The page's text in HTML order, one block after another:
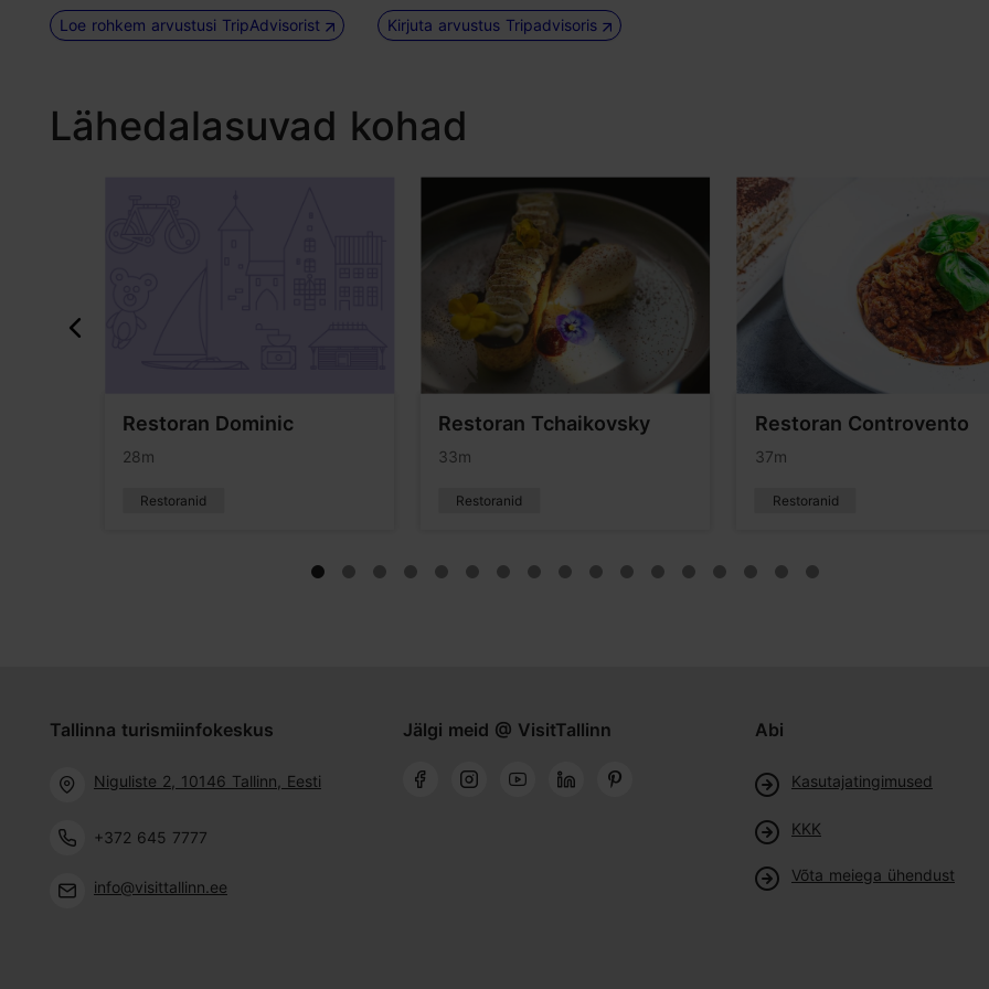
Loe rohkem arvustusi TripAdvisorist Kirjuta arvustus Tripadvisoris
Lähedalasuvad kohad
Restoran Dominic
28m
Restoranid
Restoran Tchaikovsky
33m
Restoranid
Restoran Controvento
37m
Restoranid
Tallinna turismiinfokeskus
Niguliste 2, 10146 Tallinn, Eesti
+372 645 7777
info@visittallinn.ee
Jälgi meid @ VisitTallinn Abi
Kasutajatingimused
KKK
Võta meiega ühendust